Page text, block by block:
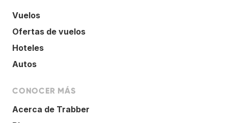
Vuelos
Ofertas de vuelos
Hoteles
Autos
CONOCER MÁS
Acerca de Trabber